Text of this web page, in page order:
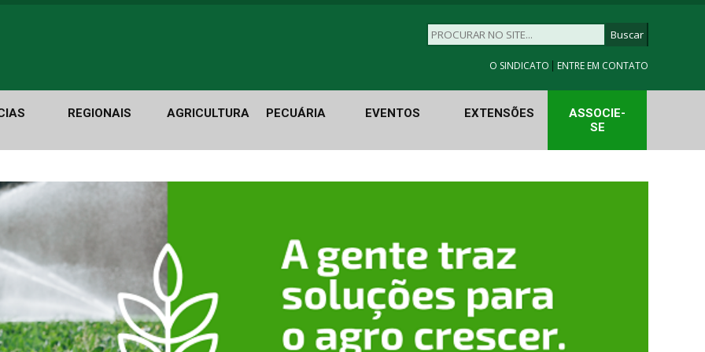
O SINDICATO | ENTRE EM CONTATO
REGIONAIS AGRICULTURA PECUÁRIA EVENTOS EXTENSÕES
ASSOCIE-
SE